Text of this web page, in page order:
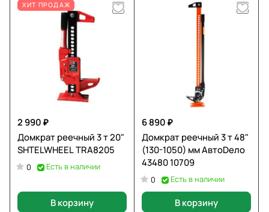
ХИТ ПРОДАЖ
2 990 ₽
Домкрат реечный 3 т 20"
SHTELWHEEL TRA8205
0 Есть в наличии
В корзину
6 890 ₽
Домкрат реечный 3 т 48"
(130-1050) мм АвтоDело
43480 10709
0 Есть в наличии
В корзину